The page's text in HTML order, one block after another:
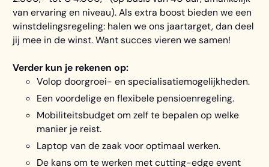
van ervaring en niveau). Als extra boost bieden we een
winstdelingsregeling: halen we ons jaartarget, dan deel
jij mee in de winst. Want succes vieren we samen!
Verder kun je rekenen op:
Volop doorgroei- en specialisatiemogelijkheden.
Een voordelige en flexibele pensioenregeling.
Mobiliteitsbudget om zelf te bepalen op welke
manier je reist.
Laptop van de zaak voor optimaal werken.
De kans om te werken met cutting-edge event